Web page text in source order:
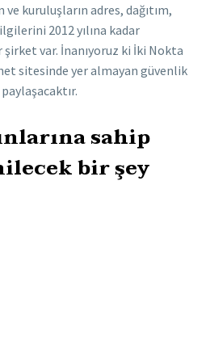
kuruluşların adres, dağıtım,
2012 yılına kadar
şirket var. İnanıyoruz ki İki Nokta
sitesinde yer almayan güvenlik
sahip
bir şey